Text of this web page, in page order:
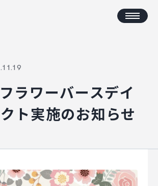
ラワーバースデイ
ト実施のお知らせ